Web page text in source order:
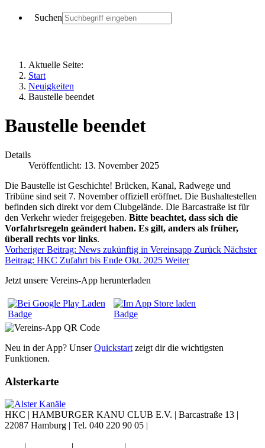
Suchen
Aktuelle Seite:
Start
Neuigkeiten
Baustelle beendet
Baustelle beendet
Details
Veröffentlicht: 13. November 2025
Die Baustelle ist Geschichte! Brücken, Kanal, Radwege und
Tribüne sind seit 7. November offiziell eröffnet. Die Bushaltestellen
befinden sich direkt vor dem Clubgelände. Die Barcastraße ist für
den Verkehr wieder freigegeben. Bitte beachtet, dass sich die
Vorfahrtsregeln geändert haben. Es gilt, anders als früher,
überall rechts vor links.
Vorheriger Beitrag: News zukünftig in Vereinsapp Zurück Nächster
Beitrag: HKC Zufahrt bis Ende Okt. 2025 Weiter
Jetzt unsere Vereins-App herunterladen
Neu in der App? UnserQuickstart zeigt dir die wichtigsten
Funktionen.
Alsterkarte
HKC | HAMBURGER KANU CLUB E.V. | Barcastraße 13 |
22087 Hamburg | Tel. 040 220 90 05 |